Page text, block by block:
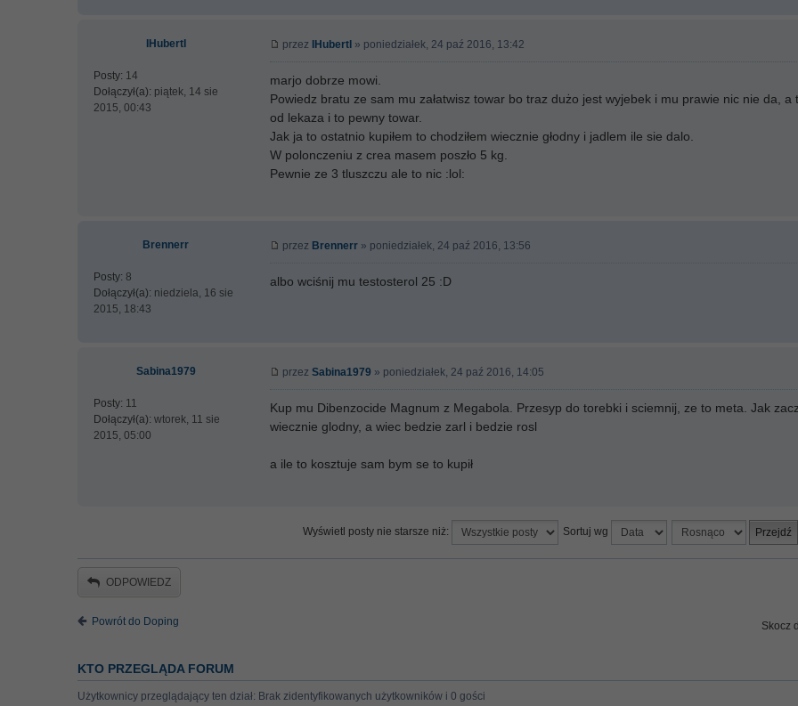
IHubertI
Posty: 14
Dołączył(a): piątek, 14 sie
2015, 00:43
przez IHubertI » poniedziałek, 24 paź 2016, 13:42
marjo dobrze mowi.
Powiedz bratu ze sam mu załatwisz towar bo traz dużo jest wyjebek i mu prawie nic nie da,
od lekaza i to pewny towar.
Jak ja to ostatnio kupiłem to chodziłem wiecznie głodny i jadlem ile sie dalo.
W polonczeniu z crea masem poszło 5 kg.
Pewnie ze 3 tluszczu ale to nic :lol:
Brennerr
Posty: 8
Dołączył(a): niedziela, 16 sie
2015, 18:43
przez Brennerr » poniedziałek, 24 paź 2016, 13:56
albo wciśnij mu testosterol 25 :D
Sabina1979
Posty: 11
Dołączył(a): wtorek, 11 sie
2015, 05:00
przez Sabina1979 » poniedziałek, 24 paź 2016, 14:05
Kup mu Dibenzocide Magnum z Megabola. Przesyp do torebki i sciemnij, ze to meta. Jak
wiecznie glodny, a wiec bedzie zarl i bedzie rosl
a ile to kosztuje sam bym se to kupił
Wyświetl posty nie starsze niż: Sortuj wg
ODPOWIEDZ
Powrót do Doping Skocz
KTO PRZEGLĄDA FORUM
Użytkownicy przeglądający ten dział: Brak zidentyfikowanych użytkowników i 0 gości